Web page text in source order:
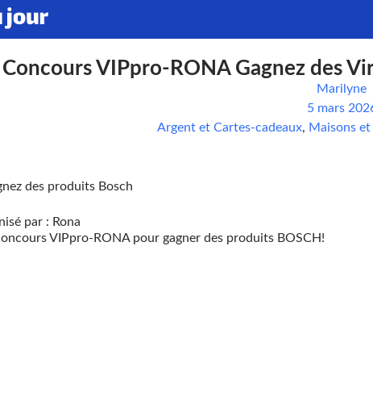
VIPpro-RONA Gagnez des
Marilyne
5 mars
Argent et Cartes-cadeaux, Maisons
par : Rona
VIPpro-RONA pour gagner des produits BOSCH!